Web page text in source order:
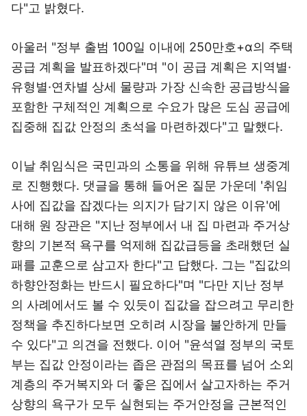
다"고 밝혔다.
아울러 "정부 출범 100일 이내에 250만호+α의 주택
공급 계획을 발표하겠다"며 "이 공급 계획은 지역별·
유형별·연차별 상세 물량과 가장 신속한 공급방식을
포함한 구체적인 계획으로 수요가 많은 도심 공급에
집중해 집값 안정의 초석을 마련하겠다"고 말했다.
이날 취임식은 국민과의 소통을 위해 유튜브 생중계
로 진행했다. 댓글을 통해 들어온 질문 가운데 '취임
사에 집값을 잡겠다는 의지가 담기지 않은 이유'에
대해 원 장관은 "지난 정부에서 내 집 마련과 주거상
향의 기본적 욕구를 억제해 집값급등을 초래했던 실
패를 교훈으로 삼고자 한다"고 답했다. 그는 "집값의
하향안정화는 반드시 필요하다"며 "다만 지난 정부
의 사례에서도 볼 수 있듯이 집값을 잡으려고 무리한
정책을 추진하다보면 오히려 시장을 불안하게 만들
수 있다"고 의견을 전했다. 이어 "윤석열 정부의 국토
부는 집값 안정이라는 좁은 관점의 목표를 넘어 소외
계층의 주거복지와 더 좋은 집에서 살고자하는 주거
상향의 욕구가 모두 실현되는 주거안정을 근본적인